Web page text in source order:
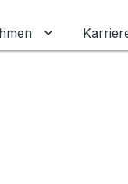
Untermenü